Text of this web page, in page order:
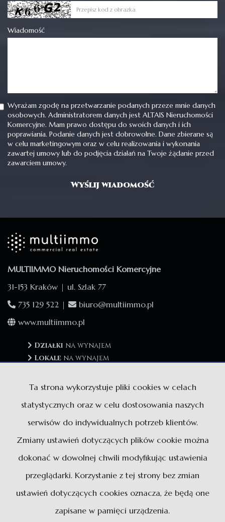
Wiadomość
Wyrażam zgodę na przetwarzanie podanych przeze mnie danych
osobowych. Administratorem danych jest ALTAIS Nieruchomości
Komercyjne. Mam prawo dostępu do swoich danych i ich
poprawiania. Podanie danych jest dobrowolne. Dane zbierane są
w celu marketingowym oraz w celu realizowania i wykonania
zawartej umowy lub do podjęcia działań na Twoje żądanie przed
zawarciem umowy.
MULTIIMMO Nieruchomości Komercyjne
31-153 Kraków | ul. Szlak 77
735 129 522 |
biuro@multiimmo.pl
www.multiimmo.pl
Działki na wynajem
Lokale na wynajem
Obiekty
na wynajem
Działki na sprzedaż
Lokalena sprzedaż
Hale
na sprzedaż
na sprzedaż
Ta strona wykorzystuje pliki cookies w celach
statystycznych oraz w celu dostosowania naszych
serwisów do indywidualnych potrzeb klientów.
Zmiany ustawień dotyczących plików cookie można
dokonać w dowolnej chwili modyfikując ustawienia
przeglądarki. Korzystanie z tej strony bez zmian
ustawień dotyczących cookies oznacza, że będą one
zapisane w pamięci urządzenia.